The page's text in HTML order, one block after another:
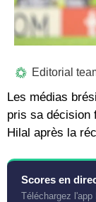
Editorial
Les médias
pris sa décision
Hilal après la
Scores en
Téléchargez l'app